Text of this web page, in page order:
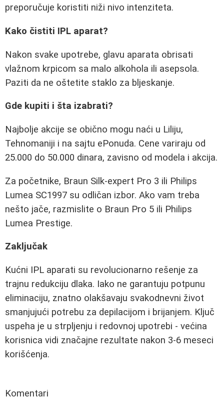
preporučuje koristiti niži nivo intenziteta.
Kako čistiti IPL aparat?
Nakon svake upotrebe, glavu aparata obrisati
vlažnom krpicom sa malo alkohola ili asepsola.
Paziti da ne oštetite staklo za bljeskanje.
Gde kupiti i šta izabrati?
Najbolje akcije se obično mogu naći u Liliju,
Tehnomaniji i na sajtu ePonuda. Cene variraju od
25.000 do 50.000 dinara, zavisno od modela i akcija.
Za početnike, Braun Silk-expert Pro 3 ili Philips
Lumea SC1997 su odličan izbor. Ako vam treba
nešto jače, razmislite o Braun Pro 5 ili Philips
Lumea Prestige.
Zaključak
Kućni IPL aparati su revolucionarno rešenje za
trajnu redukciju dlaka. Iako ne garantuju potpunu
eliminaciju, znatno olakšavaju svakodnevni život
smanjujući potrebu za depilacijom i brijanjem. Ključ
uspeha je u strpljenju i redovnoj upotrebi - većina
korisnica vidi značajne rezultate nakon 3-6 meseci
korišćenja.
Komentari